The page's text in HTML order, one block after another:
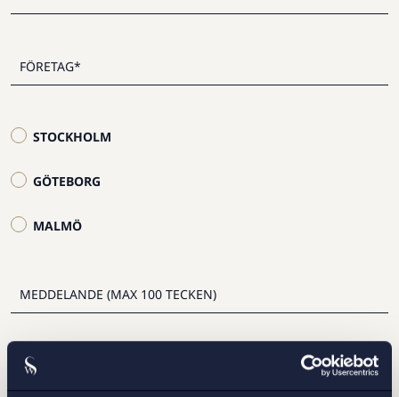
STOCKHOLM
GÖTEBORG
MALMÖ
Jag har läst och samtycker till Setterwalls